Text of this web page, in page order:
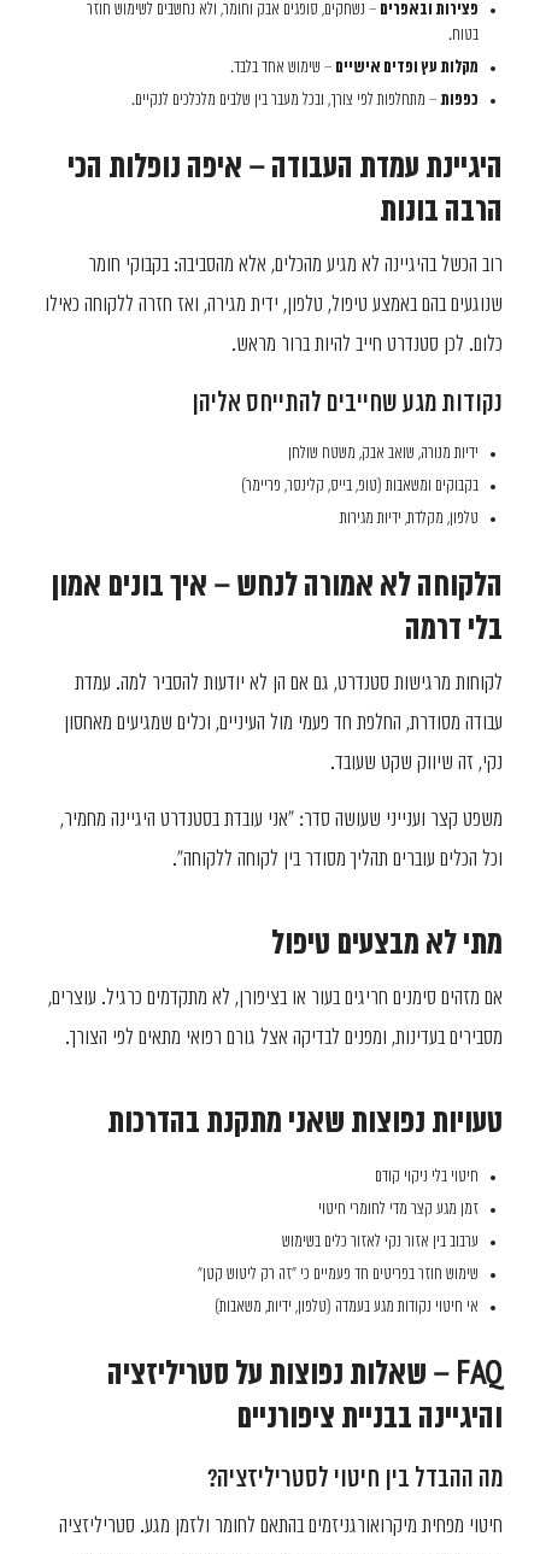
פצירות ובאפרים – נשחקים, סופגים אבק וחומר, ולא נחשבים לשימוש חוזר
בטוח.
מקלות עץ ופדים אישיים – שימוש אחד בלבד.
כפפות – מתחלפות לפי צורך, ובכל מעבר בין שלבים מלכלכים לנקיים.
היגיינת עמדת העבודה – איפה נופלות הכי
הרבה בונות
רוב הכשל בהיגיינה לא מגיע מהכלים, אלא מהסביבה: בקבוקי חומר
שנוגעים בהם באמצע טיפול, טלפון, ידית מגירה, ואז חזרה ללקוחה כאילו
כלום. לכן סטנדרט חייב להיות ברור מראש.
נקודות מגע שחייבים להתייחס אליהן
ידיות מנורה, שואב אבק, משטח שולחן
בקבוקים ומשאבות (טופ, בייס, קלינסר, פריימר)
טלפון, מקלדת, ידיות מגירות
הלקוחה לא אמורה לנחש – איך בונים אמון
בלי דרמה
לקוחות מרגישות סטנדרט, גם אם הן לא יודעות להסביר למה. עמדת
עבודה מסודרת, החלפת חד פעמי מול העיניים, וכלים שמגיעים מאחסון
נקי, זה שיווק שקט שעובד.
משפט קצר וענייני שעושה סדר: "אני עובדת בסטנדרט היגיינה מחמיר,
וכל הכלים עוברים תהליך מסודר בין לקוחה ללקוחה".
מתי לא מבצעים טיפול
אם מזהים סימנים חריגים בעור או בציפורן, לא מתקדמים כרגיל. עוצרים,
מסבירים בעדינות, ומפנים לבדיקה אצל גורם רפואי מתאים לפי הצורך.
טעויות נפוצות שאני מתקנת בהדרכות
חיטוי בלי ניקוי קודם
זמן מגע קצר מדי לחומרי חיטוי
ערבוב בין אזור נקי לאזור כלים בשימוש
שימוש חוזר בפריטים חד פעמיים כי "זה רק ליטוש קטן"
אי חיטוי נקודות מגע בעמדה (טלפון, ידיות, משאבות)
FAQ – שאלות נפוצות על סטריליזציה
והיגיינה בבניית ציפורניים
מה ההבדל בין חיטוי לסטריליזציה?
חיטוי מפחית מיקרואורגניזמים בהתאם לחומר ולזמן מגע. סטריליזציה